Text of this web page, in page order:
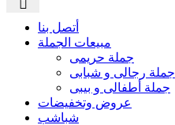
أتصل بنا
مبيعات الجملة
جملة حريمى
جملة رجالى و شبابى
جملة أطفالى و بيبى
عروض وتخفيضات
شباشب